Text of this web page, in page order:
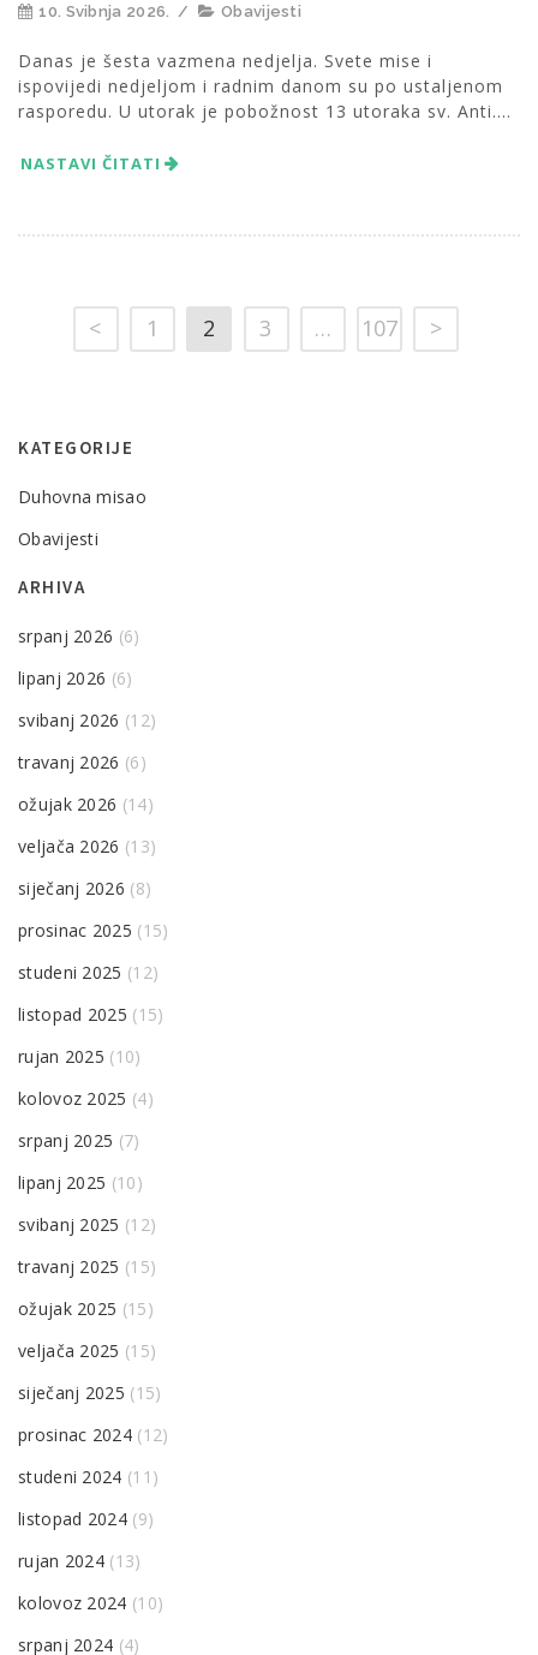
10. Svibnja 2026. / Obavijesti
Danas je šesta vazmena nedjelja. Svete mise i
ispovijedi nedjeljom i radnim danom su po ustaljenom
rasporedu. U utorak je pobožnost 13 utoraka sv. Anti....
NASTAVI ČITATI
< 1 2 3 … 107 >
KATEGORIJE
Duhovna misao
Obavijesti
ARHIVA
srpanj 2026 (6)
lipanj 2026 (6)
svibanj 2026 (12)
travanj 2026 (6)
ožujak 2026 (14)
veljača 2026 (13)
siječanj 2026 (8)
prosinac 2025 (15)
studeni 2025 (12)
listopad 2025 (15)
rujan 2025 (10)
kolovoz 2025 (4)
srpanj 2025 (7)
lipanj 2025 (10)
svibanj 2025 (12)
travanj 2025 (15)
ožujak 2025 (15)
veljača 2025 (15)
siječanj 2025 (15)
prosinac 2024(12)
studeni 2024 (11)
listopad 2024(9)
rujan 2024 (13)
kolovoz 2024 (10)
srpanj 2024 (4)